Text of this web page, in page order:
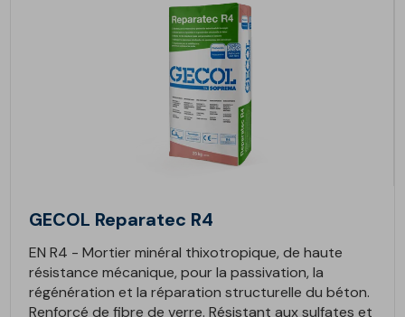
GECOL Reparatec R4
EN R4 - Mortier minéral thixotropique, de haute
résistance mécanique, pour la passivation, la
régénération et la réparation structurelle du béton.
Renforcé de fibre de verre. Résistant aux sulfates et